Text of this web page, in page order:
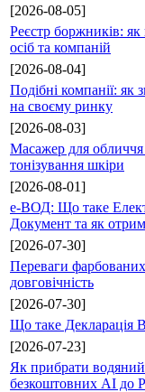
[2026-08-05]
Реєстр боржників: як
осіб та компаній
[2026-08-04]
Подібні компанії: як
на своєму ринку
[2026-08-03]
Масажер для обличчя
тонізування шкіри
[2026-08-01]
е-ВОД: Що таке
Документ та як
[2026-07-30]
Переваги
довговічність
[2026-07-30]
Що таке Декларація
[2026-07-23]
Як прибрати водяний
безкоштовних AI до